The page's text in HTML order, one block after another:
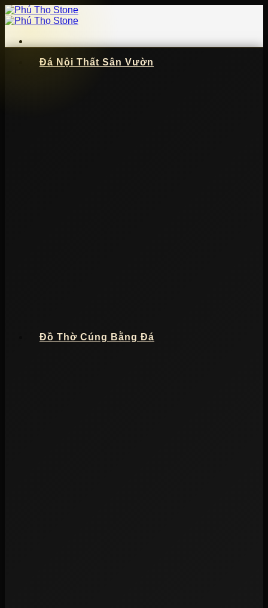
Bỏ
qua
dung
Đá Nội Thất Sân Vườn
Đồ Thờ Cúng Bằng Đá